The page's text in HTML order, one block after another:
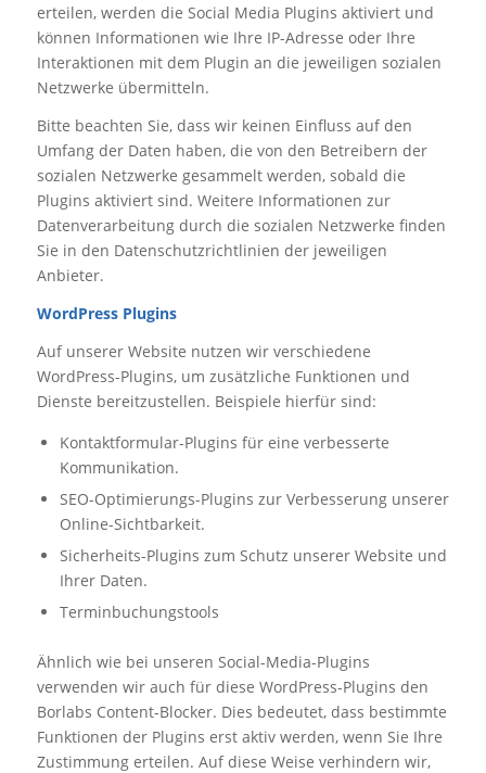
erteilen, werden die Social Media Plugins aktiviert und
können Informationen wie Ihre IP-Adresse oder Ihre
Interaktionen mit dem Plugin an die jeweiligen sozialen
Netzwerke übermitteln.
Bitte beachten Sie, dass wir keinen Einfluss auf den
Umfang der Daten haben, die von den Betreibern der
sozialen Netzwerke gesammelt werden, sobald die
Plugins aktiviert sind. Weitere Informationen zur
Datenverarbeitung durch die sozialen Netzwerke finden
Sie in den Datenschutzrichtlinien der jeweiligen
Anbieter.
WordPress Plugins
Auf unserer Website nutzen wir verschiedene
WordPress-Plugins, um zusätzliche Funktionen und
Dienste bereitzustellen. Beispiele hierfür sind:
Kontaktformular-Plugins für eine verbesserte
Kommunikation.
SEO-Optimierungs-Plugins zur Verbesserung unserer
Online-Sichtbarkeit.
Sicherheits-Plugins zum Schutz unserer Website und
Ihrer Daten.
Terminbuchungstools
Ähnlich wie bei unseren Social-Media-Plugins
verwenden wir auch für diese WordPress-Plugins den
Borlabs Content-Blocker. Dies bedeutet, dass bestimmte
Funktionen der Plugins erst aktiv werden, wenn Sie Ihre
Zustimmung erteilen. Auf diese Weise verhindern wir,